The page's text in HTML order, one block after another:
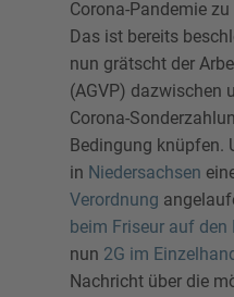
Corona-Pandemie
Das ist bereits
nun grätscht der
(AGVP) dazwischen
Corona-
Bedingung knüpfen.
in Niedersachsen
Verordnung
beim Friseur auf
nun 2G im
Nachricht über die